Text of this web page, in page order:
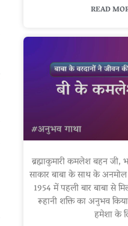
READ
ब्रह्माकुमारी कमलेश बहन
साकार बाबा के साथ के
1954 में पहली बार बाबा से
रूहानी शक्ति का अनुभव
हमेशा के